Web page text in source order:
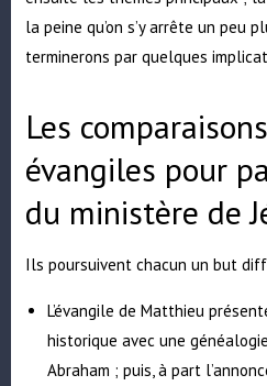
la peine qu’on s’y arrête un peu
terminerons par quelques
Les
évangiles pour
du ministère de
Ils poursuivent chacun un but
L’évangile de Matthieu
historique avec une
Abraham ; puis, à part